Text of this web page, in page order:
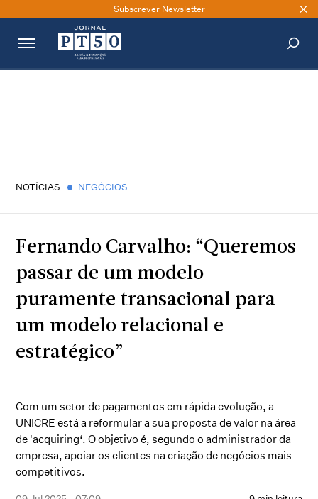
Subscrever Newsletter
NOTÍCIAS NEGÓCIOS
Fernando Carvalho: “Queremos
passar de um modelo
puramente transacional para
um modelo relacional e
estratégico”
Com um setor de pagamentos em rápida evolução, a
UNICRE está a reformular a sua proposta de valor na área
de 'acquiring‘. O objetivo é, segundo o administrador da
empresa, apoiar os clientes na criação de negócios mais
competitivos.